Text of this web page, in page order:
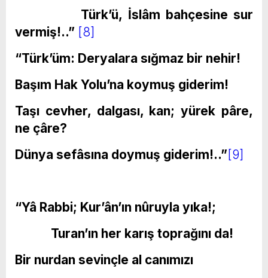
Türk’ü, İslâm bahçesine sur
vermiş!..” [8]
“Türk’üm: Deryalara sığmaz bir nehir!
Başım Hak Yolu’na koymuş giderim!
Taşı cevher, dalgası, kan; yürek pâre,
ne çâre?
Dünya sefâsına doymuş giderim!..” [9]
“Yâ Rabbi; Kur’ân’ın nûruyla yıka!;
Turan’ın her karış toprağını da!
Bir nurdan sevinçle al canımızı